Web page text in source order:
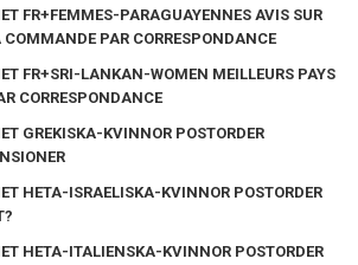
FR+FEMMES-PARAGUAYENNES AVIS SUR
COMMANDE PAR CORRESPONDANCE
FR+SRI-LANKAN-WOMEN MEILLEURS PAYS
CORRESPONDANCE
GREKISKA-KVINNOR POSTORDER
HETA-ISRAELISKA-KVINNOR POSTORDER
HETA-ITALIENSKA-KVINNOR POSTORDER